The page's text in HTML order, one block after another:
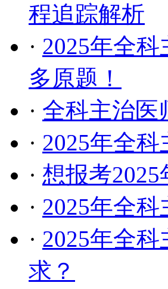
程追踪解析
· 2025年全
多原题！
· 全科主治医
· 2025年全
· 想报考
· 2025年全
· 2025年全
求？